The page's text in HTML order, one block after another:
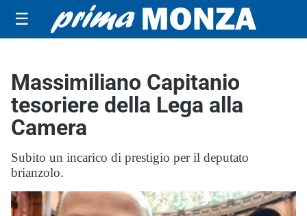
☰
Massimiliano Capitanio
tesoriere della Lega alla
Camera
Subito un incarico di prestigio per il deputato
brianzolo.